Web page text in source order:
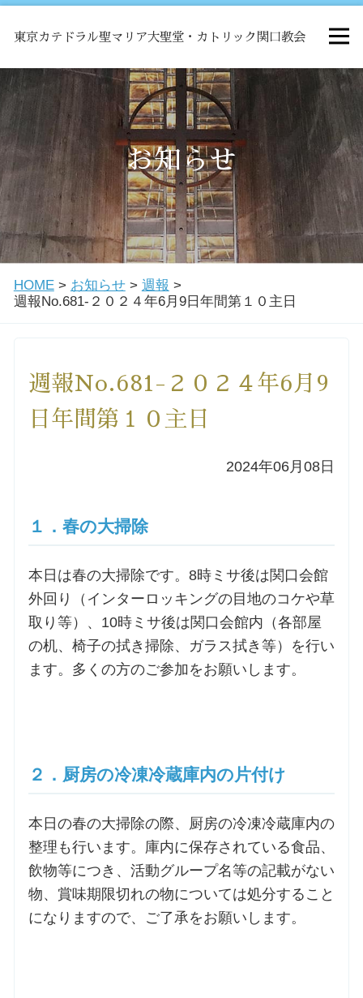
東京カテドラル聖マリア大聖堂・カトリック関口教会
HOME
ミサ
お知らせ
関口教会について
教会学校・中高生会
洗礼を希望される方
森田神父の講座
シスター中島の講座
教区カテキスタの講座
三田助祭の講座
お問合せ
交通・アクセス
ご利用にあたって
交通・アクセス
お知らせ
HOME> お知らせ> 週報 >
週報No.681-２０２４年6月9日年間第１０主日
週報No.681-２０２４年6月9
日年間第１０主日
2024年06月08日
１．春の大掃除
本日は春の大掃除です。8時ミサ後は関口会館
外回り（インターロッキングの目地のコケや草
取り等）、10時ミサ後は関口会館内（各部屋
の机、椅子の拭き掃除、ガラス拭き等）を行い
ます。多くの方のご参加をお願いします。
２．厨房の冷凍冷蔵庫内の片付け
本日の春の大掃除の際、厨房の冷凍冷蔵庫内の
整理も行います。庫内に保存されている食品、
飲物等につき、活動グループ名等の記載がない
物、賞味期限切れの物については処分すること
になりますので、ご了承をお願いします。